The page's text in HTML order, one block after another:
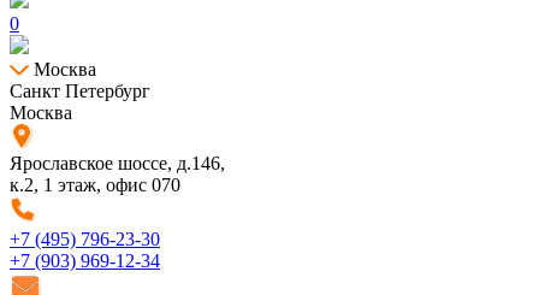
0
Москва
Санкт Петербург
Москва
Ярославское шоссе, д.146,
к.2, 1 этаж, офис 070
+7 (495) 796-23-30
+7 (903) 969-12-34